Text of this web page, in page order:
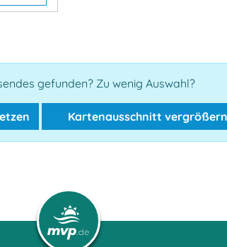
gefunden? Zu wenig Auswahl?
Kartenausschnitt vergrößern